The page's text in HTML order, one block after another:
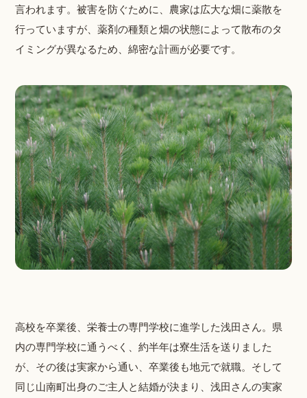
言われます。被害を防ぐために、農家は広大な畑に薬散を
行っていますが、薬剤の種類と畑の状態によって散布のタ
イミングが異なるため、綿密な計画が必要です。
高校を卒業後、栄養士の専門学校に進学した浅田さん。県
内の専門学校に通うべく、約半年は寮生活を送りました
が、その後は実家から通い、卒業後も地元で就職。そして
同じ山南町出身のご主人と結婚が決まり、浅田さんの実家